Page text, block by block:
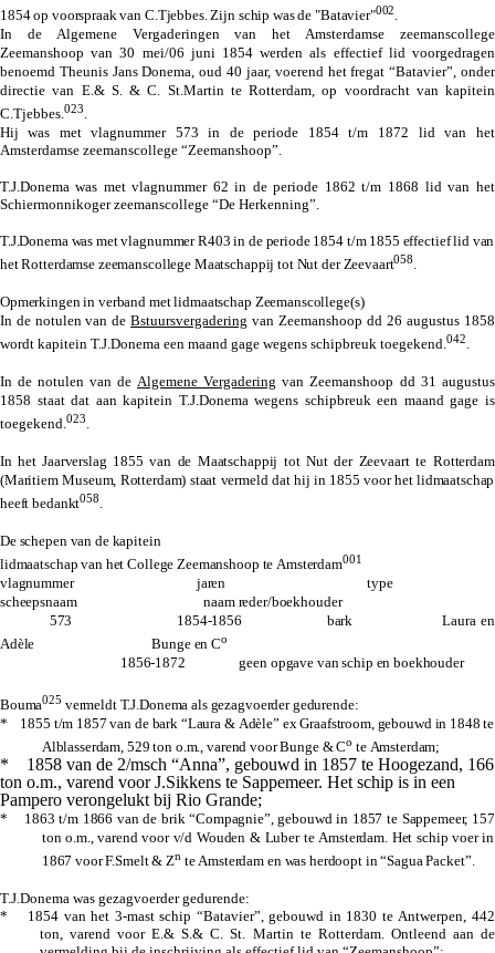
1854 op voorspraak van C.Tjebbes. Zijn schip was de "Batavier"002.
In de Algemene Vergaderingen van het Amsterdamse zeemanscollege
Zeemanshoop van 30 mei/06 juni 1854 werden als effectief lid voorgedragen
benoemd Theunis Jans Donema, oud 40 jaar, voerend het fregat “Batavier”, onder
directie van E.& S. & C. St.Martin te Rotterdam, op voordracht van kapitein
C.Tjebbes.023.
Hij was met vlagnummer 573 in de periode 1854 t/m 1872 lid van het
Amsterdamse zeemanscollege “Zeemanshoop”.
T.J.Donema was met vlagnummer 62 in de periode 1862 t/m 1868 lid van het
Schiermonnikoger zeemanscollege “De Herkenning”.
T.J.Donema was met vlagnummer R403 in de periode 1854 t/m 1855 effectief lid van
het Rotterdamse zeemanscollege Maatschappij tot Nut der Zeevaart058.
Opmerkingen in verband met lidmaatschap Zeemanscollege(s)
In de notulen van de Bstuursvergadering van Zeemanshoop dd 26 augustus 1858
wordt kapitein T.J.Donema een maand gage wegens schipbreuk toegekend.042.
In de notulen van de Algemene Vergadering van Zeemanshoop dd 31 augustus
1858 staat dat aan kapitein T.J.Donema wegens schipbreuk een maand gage is
toegekend.023.
In hetJaarverslag 1855 van de Maatschappij tot Nut der Zeevaartte Rotterdam
(Maritiem Museum, Rotterdam) staat vermeld dat hij in 1855 voor het lidmaatschap
heeft bedankt058.
De schepen van de kapitein
lidmaatschap van het College Zeemanshoop te Amsterdam001
vlagnummer jaren type
scheepsnaam naam reder/boekhouder
573 1854-1856 bark Laura en
Adèle Bunge en Co
1856-1872 geen opgave van schip en boekhouder
Bouma025 vermeldt T.J.Donema als gezagvoerder gedurende:
* 1855 t/m 1857 van de bark “Laura & Adèle” ex Graafstroom, gebouwd in 1848 te
Alblasserdam, 529 ton o.m., varend voor Bunge & Co te Amsterdam;
* 1858 van de 2/msch “Anna”, gebouwd in 1857 te Hoogezand, 166
ton o.m., varend voor J.Sikkens te Sappemeer. Het schip is in een
Pampero verongelukt bij Rio Grande;
* 1863 t/m 1866 van de brik “Compagnie”, gebouwd in 1857 te Sappemeer, 157
ton o.m., varend voor v/d Wouden & Luber te Amsterdam. Het schip voer in
1867 voor F.Smelt & Znte Amsterdam en was herdoopt in “Sagua Packet”.
T.J.Donema was gezagvoerder gedurende:
* 1854 van het 3-mast schip “Batavier”, gebouwd in 1830 te Antwerpen, 442
ton, varend voor E.& S.& C. St. Martin te Rotterdam. Ontleend aan de